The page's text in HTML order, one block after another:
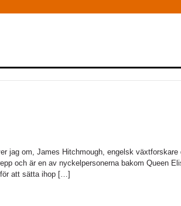
jag om, James Hitchmough, engelsk
och är en av nyckelpersonerna bakom Queen
att sätta ihop […]